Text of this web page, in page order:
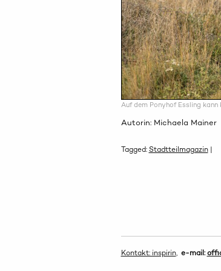
Auf dem Ponyhof Essling
Autorin: Michaela Mainer
Tagged:Stadtteilmagazin|
Kontakt: inspirin, e-mail: